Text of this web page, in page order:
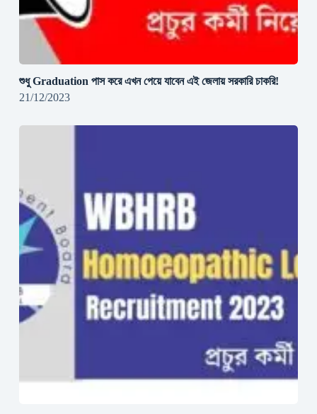
শুধু Graduation পাস করে এখন পেয়ে যাবেন এই জেলায় সরকারি চাকরি!
21/12/2023